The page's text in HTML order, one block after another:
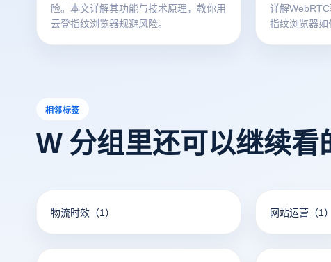
险。本文详解其功能与技术原理，教你用
云登指纹浏览器规避风险。
详解
指纹浏览器
相邻标签
W 分组里还可以继续看
物流时效 （1） 网站运营 （1）